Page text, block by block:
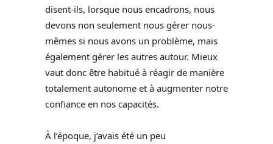
disent-ils, lorsque nous encadrons, nous
devons non seulement nous gérer nous-
mêmes si nous avons un problème, mais
également gérer les autres autour. Mieux
vaut donc être habitué à réagir de manière
totalement autonome et à augmenter notre
confiance en nos capacités.
À l’époque, j’avais été un peu